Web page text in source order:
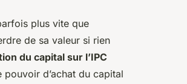
plus vite que
de sa valeur si rien
du capital sur l’IPC
d’achat du capital